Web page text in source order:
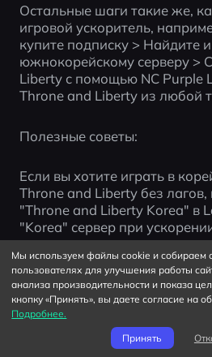
Остальные шаги такие же,
игровой ускоритель,
купите подписку > Найдите
южнокорейскому серверу >
Liberty с помощью NC Purple
Throne and Liberty из любой
Полезные советы:
Если вы хотите играть в
Throne and Liberty без лагов,
"Throne and Liberty Korea" в
"Korea" сервер при
Для более подробной
Throne and Liberty на
можете нажать здесь.
Как получить
Мы используем файлы cookie и собираем
пользователях для улучшения работы
анализа производительности и показа
кнопку «Принять», вы даете согласие на
Подробнее.
Принять